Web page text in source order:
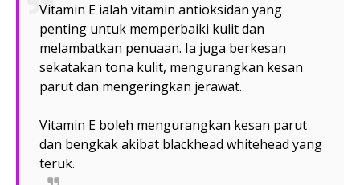
Vitamin E ialah vitamin antioksidan yang
penting untuk memperbaiki kulit dan
melambatkan penuaan. Ia juga berkesan
sekatakan tona kulit, mengurangkan kesan
parut dan mengeringkan jerawat.
Vitamin E boleh mengurangkan kesan parut
dan bengkak akibat blackhead whitehead yang
teruk.